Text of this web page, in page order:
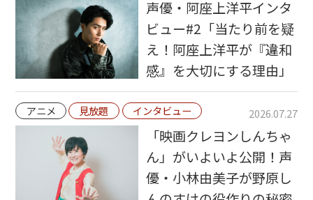
声優・阿座上洋平インタ
ビュー#2「当たり前を疑
え！阿座上洋平が『違和
感』を大切にする理由」
アニメ 見放題 インタビュー 2026.07.27
「映画クレヨンしんちゃ
ん」がいよいよ公開！声
優・小林由美子が野原し